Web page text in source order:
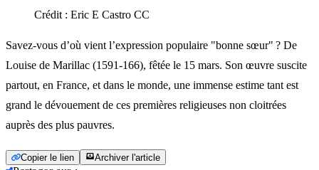
Crédit : Eric E Castro CC
Savez-vous d’où vient l’expression populaire "bonne sœur" ? De
Louise de Marillac (1591-166), fêtée le 15 mars. Son œuvre suscite
partout, en France, et dans le monde, une immense estime tant est
grand le dévouement de ces premières religieuses non cloitrées
auprès des plus pauvres.
Copier le lien Archiver l'article